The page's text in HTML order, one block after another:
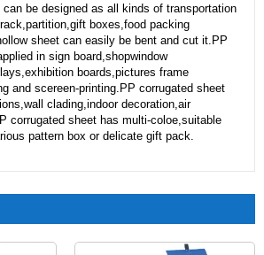
be designed as all kinds of transportation
boxes,food packing
sheet can easily be bent and cut it.PP
in sign board,shopwindow
boards,pictures frame
and scereen-printing.PP corrugated sheet
clading,indoor decoration,air
corrugated sheet has multi-coloe,suitable
pattern box or delicate gift pack.